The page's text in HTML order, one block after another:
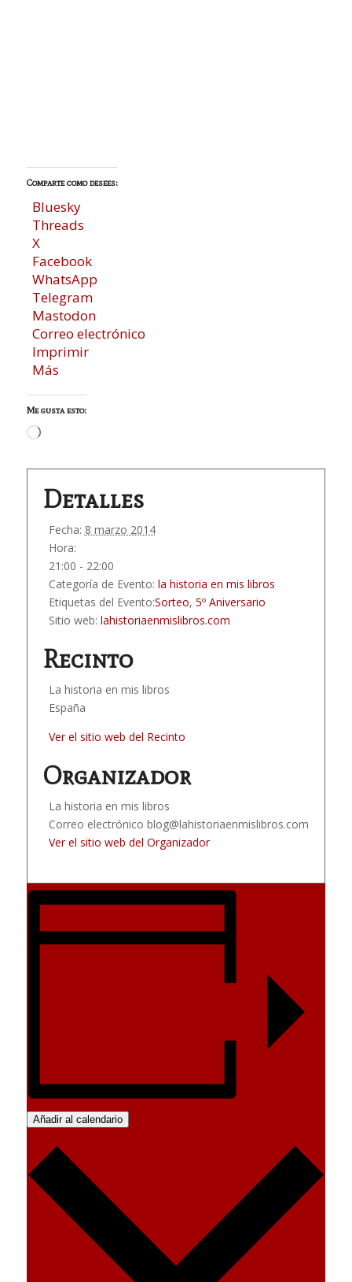
Comparte como desees:
Bluesky
Threads
X
Facebook
WhatsApp
Telegram
Mastodon
Correo electrónico
Imprimir
Más
Me gusta esto:
Cargando...
Detalles
Fecha: 8 marzo 2014
Hora:
21:00 - 22:00
Categoría de Evento: la historia en mis libros
Etiquetas del Evento:Sorteo, 5º Aniversario
Sitio web: lahistoriaenmislibros.com
Recinto
La historia en mis libros
España
Ver el sitio web del Recinto
Organizador
La historia en mis libros
Correo electrónico blog@lahistoriaenmislibros.com
Ver el sitio web del Organizador
Añadir al calendario